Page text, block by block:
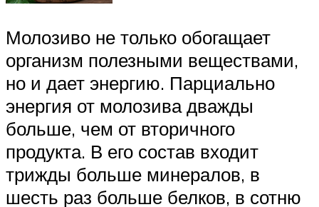
Молозиво не только обогащает
организм полезными веществами,
но и дает энергию. Парциально
энергия от молозива дважды
больше, чем от вторичного
продукта. В его состав входит
трижды больше минералов, в
шесть раз больше белков, в сотню